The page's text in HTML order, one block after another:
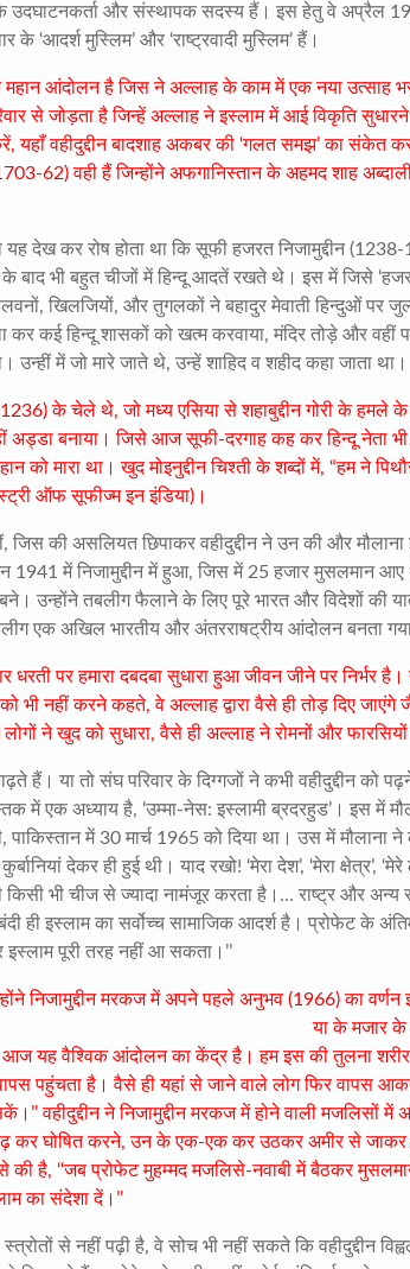
के उदघाटनकर्ता और संस्थापक सदस्य हैं। इस हेतु वे अप्रैल
‘आदर्श मुस्लिम’ और ‘राष्ट्रवादी मुस्लिम’ हैं।
महान आंदोलन है जिस ने अल्लाह के काम में एक नया उत्साह
से जोड़ता है जिन्हें अल्लाह ने इस्लाम में आई विकृति
,यहाँ वहीदुद्दीन बादशाह अकबर की ‘गलत समझ’ का संकेत
62)वही हैं जिन्होंने अफगानिस्तान के अहमद शाह
यह देख कर रोष होता था कि सूफी हजरत निजामुद्दीन (1238-
बाद भी बहुत चीजों में हिन्दू आदतें रखते थे। इस में जिसे ‘हजरत
, खिलजियों, और तुगलकों ने बहादुर मेवाती हिन्दुओं पर
कर कई हिन्दू शासकों को खत्म करवाया, मंदिर तोड़े और वहीं
उन्हीं में जो मारे जाते थे, उन्हें शाहिद व शहीद कहा जाता था।
के चेले थे,जो मध्य एसिया से शहाबुद्दीन गोरी के
अड्डा बनाया। जिसे आज सूफी-दरगाह कह कर हिन्दू नेता
को मारा था। खुद मोइनुद्दीन चिश्ती के शब्दों में, “हम ने
ऑफ सूफीज्म इन इंडिया)।
, जिस की असलियत छिपाकर वहीदुद्दीन ने उन की और मौलाना
1941 में निजामुद्दीन में हुआ, जिस में 25 हजार मुसलमान आए
उन्होंने तबलीग फैलाने के लिए पूरे भारत और विदेशों की
एक अखिल भारतीय और अंतरराषट्रीय आंदोलन बनता
पर हमारा दबदबा सुधारा हुआ जीवन जीने पर निर्भर है।
भी नहीं करने कहते,वे अल्लाह द्वारा वैसे ही तोड़ दिए
ने खुद को सुधारा,वैसे ही अल्लाह ने रोमनों और
हैं। या तो संघ परिवार के दिग्गजों ने कभी वहीदुद्दीन को
में एक अध्याय है, ‘उम्मा-नेस: इस्लामी ब्रदरहुड’। इस में
, पाकिस्तान में 30 मार्च 1965 को दिया था। उस में मौलाना ने
देकर ही हुई थी। याद रखो! ‘मेरा देश’, ‘मेरा क्षेत्र’, ‘मेरे
भी चीज से ज्यादा नामंजूर करता है।… राष्ट्र और अन्य
ही इस्लाम का सर्वोच्च सामाजिक आदर्श है। प्रोफेट के
पूरी तरह नहीं आ सकता।’’
निजामुद्दीन मरकज में अपने पहले अनुभव (1966)का वर्णन
या के मजार के
यह वैश्विक आंदोलन का केंद्र है। हम इस की तुलना
पहुंचता है। वैसे ही यहां से जाने वाले लोग फिर वापस
वहीदुद्दीन ने निजामुद्दीन मरकज में होने वाली मजलिसों में
कर घोषित करने,उन के एक-एक कर उठकर अमीर से जाकर
की है, ‘‘जब प्रोफेट मुहम्मद मजलिसे-नवाबी में बैठकर
का संदेशा दें।’’
से नहीं पढ़ी है, वे सोच भी नहीं सकते कि वहीदुद्दीन